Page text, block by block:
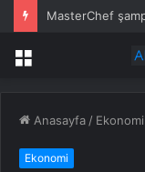
Menü
Anasayfa / Ekonomi
Ekonomi